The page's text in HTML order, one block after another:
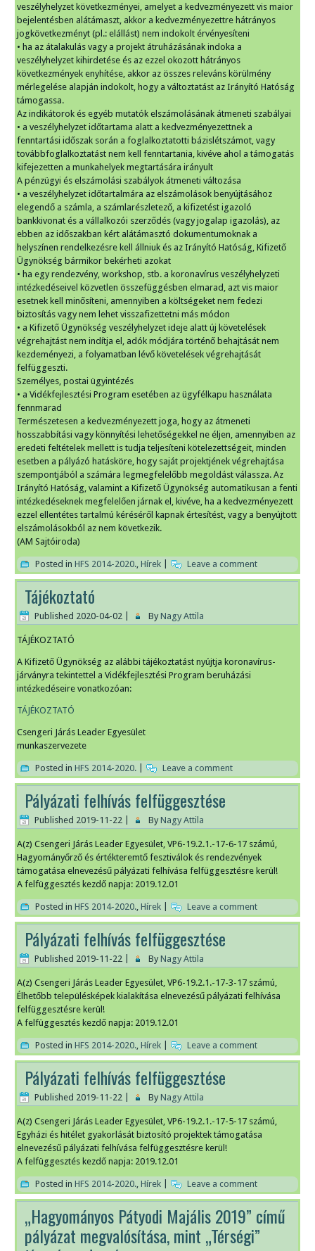
veszélyhelyzet következményei, amelyet a kedvezményezett vis maior
bejelentésben alátámaszt, akkor a kedvezményezettre hátrányos
jogkövetkezményt (pl.: elállást) nem indokolt érvényesíteni
• ha az átalakulás vagy a projekt átruházásának indoka a
veszélyhelyzet kihirdetése és az ezzel okozott hátrányos
következmények enyhítése, akkor az összes releváns körülmény
mérlegelése alapján indokolt, hogy a változtatást az Irányító Hatóság
támogassa.
Az indikátorok és egyéb mutatók elszámolásának átmeneti szabályai
• a veszélyhelyzet időtartama alatt a kedvezményezettnek a
fenntartási időszak során a foglalkoztatotti bázislétszámot, vagy
továbbfoglalkoztatást nem kell fenntartania, kivéve ahol a támogatás
kifejezetten a munkahelyek megtartására irányult
A pénzügyi és elszámolási szabályok átmeneti változása
• a veszélyhelyzet időtartalmára az elszámolások benyújtásához
elegendő a számla, a számlarészletező, a kifizetést igazoló
bankkivonat és a vállalkozói szerződés (vagy jogalap igazolás), az
ebben az időszakban kért alátámasztó dokumentumoknak a
helyszínen rendelkezésre kell állniuk és az Irányító Hatóság, Kifizető
Ügynökség bármikor bekérheti azokat
• ha egy rendezvény, workshop, stb. a koronavírus veszélyhelyzeti
intézkedéseivel közvetlen összefüggésben elmarad, azt vis maior
esetnek kell minősíteni, amennyiben a költségeket nem fedezi
biztosítás vagy nem lehet visszafizettetni más módon
• a Kifizető Ügynökség veszélyhelyzet ideje alatt új követelések
végrehajtást nem indítja el, adók módjára történő behajtását nem
kezdeményezi, a folyamatban lévő követelések végrehajtását
felfüggeszti.
Személyes, postai ügyintézés
• a Vidékfejlesztési Program esetében az ügyfélkapu használata
fennmarad
Természetesen a kedvezményezett joga, hogy az átmeneti
hosszabbítási vagy könnyítési lehetőségekkel ne éljen, amennyiben az
eredeti feltételek mellett is tudja teljesíteni kötelezettségeit, minden
esetben a pályázó hatásköre, hogy saját projektjének végrehajtása
szempontjából a számára legmegfelelőbb megoldást válassza. Az
Irányító Hatóság, valamint a Kifizető Ügynökség automatikusan a fenti
intézkedéseknek megfelelően járnak el, kivéve, ha a kedvezményezett
ezzel ellentétes tartalmú kéréséről kapnak értesítést, vagy a benyújtott
elszámolásokból az nem következik.
(AM Sajtóiroda)
Posted in HFS 2014-2020. ,Hírek Leave a comment
Tájékoztató
Published 2020-04-02 By Nagy Attila
TÁJÉKOZTATÓ
A Kifizető Ügynökség az alábbi tájékoztatást nyújtja koronavírus-
járványra tekintettel a Vidékfejlesztési Program beruházási
intézkedéseire vonatkozóan:
TÁJÉKOZTATÓ
Csengeri Járás Leader Egyesület
munkaszervezete
Posted in HFS 2014-2020. Leave a comment
Pályázati felhívás felfüggesztése
Published 2019-11-22 By Nagy Attila
A(z) Csengeri Járás Leader Egyesület, VP6-19.2.1.-17-6-17 számú,
Hagyományőrző és értékteremtő fesztiválok és rendezvények
támogatása elnevezésű pályázati felhívása felfüggesztésre kerül!
A felfüggesztés kezdő napja: 2019.12.01
Posted in HFS 2014-2020. ,Hírek Leave a comment
Pályázati felhívás felfüggesztése
Published 2019-11-22 By Nagy Attila
A(z) Csengeri Járás Leader Egyesület, VP6-19.2.1.-17-3-17 számú,
Élhetőbb településképek kialakítása elnevezésű pályázati felhívása
felfüggesztésre kerül!
A felfüggesztés kezdő napja: 2019.12.01
Posted in HFS 2014-2020. ,Hírek Leave a comment
Pályázati felhívás felfüggesztése
Published 2019-11-22 By Nagy Attila
A(z) Csengeri Járás Leader Egyesület, VP6-19.2.1.-17-5-17 számú,
Egyházi és hitélet gyakorlását biztosító projektek támogatása
elnevezésű pályázati felhívása felfüggesztésre kerül!
A felfüggesztés kezdő napja: 2019.12.01
Posted in HFS 2014-2020. ,Hírek Leave a comment
„Hagyományos Pátyodi Majális 2019” című
pályázat megvalósítása, mint „Térségi”